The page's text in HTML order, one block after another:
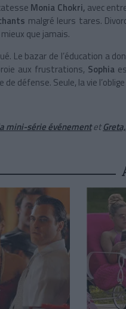
Monia Chokri, avec
malgré leurs tares.
que jamais.
Le bazar de l’éducation a
aux frustrations, Sophia
défense. Seule, la vie
mini-série événementet